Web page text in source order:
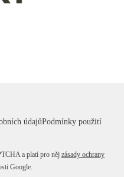
údajůPodmínky použití
a platí pro něj zásady ochrany
Google.